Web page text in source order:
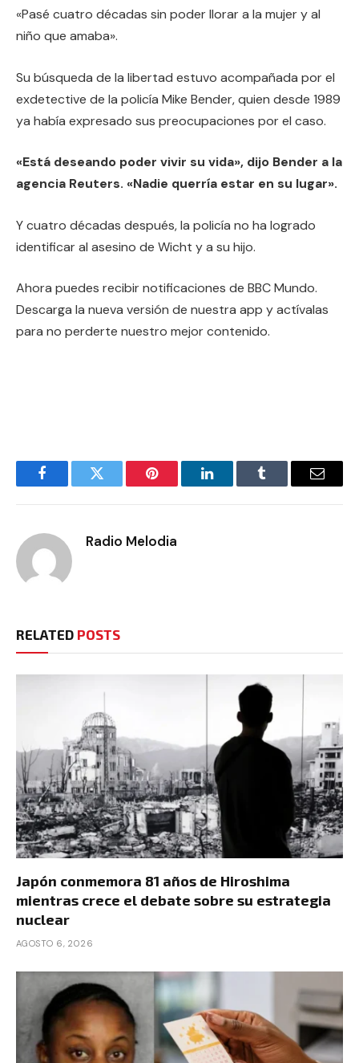
«Pasé cuatro décadas sin poder llorar a la mujer y al
niño que amaba».
Su búsqueda de la libertad estuvo acompañada por el
exdetective de la policía Mike Bender, quien desde 1989
ya había expresado sus preocupaciones por el caso.
«Está deseando poder vivir su vida», dijo Bender a la
agencia Reuters. «Nadie querría estar en su lugar».
Y cuatro décadas después, la policía no ha logrado
identificar al asesino de Wicht y a su hijo.
Ahora puedes recibir notificaciones de BBC Mundo.
Descarga la nueva versión de nuestra app y actívalas
para no perderte nuestro mejor contenido.
FacebookTwitter Pinterest LinkedInTumblr Email
Radio Melodia
RELATED POSTS
Japón conmemora 81 años de Hiroshima
mientras crece el debate sobre su estrategia
nuclear
AGOSTO 6, 2026